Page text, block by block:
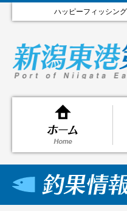
ハッピーフィッシン